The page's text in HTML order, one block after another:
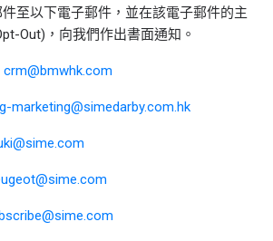
至以下電子郵件，並在該電子郵件的主
Out)，向我們作出書面通知。
crm@bmwhk.com
marketing@simedarby.com.hk